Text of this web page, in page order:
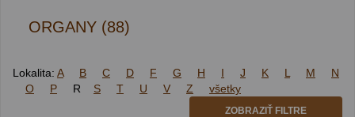
ORGANY (88)
Lokalita: A B C D F G H I J K L M
N
O
P R S T U V Z všetky
ZOBRAZIŤ FILTRE